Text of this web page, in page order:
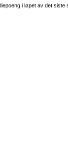
i løpet av det siste